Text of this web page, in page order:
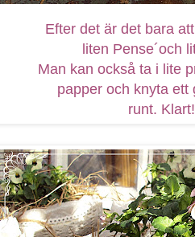
Efter det är det bara
liten Pense´och
Man kan också ta i lite
papper och knyta ett
runt. Klart!